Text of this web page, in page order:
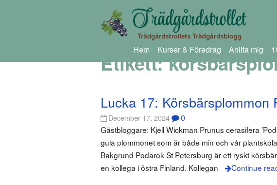
Hem Kurser & Föredrag Anlita mig
Etikett:
Lucka 17: Körsbärsplommon
December 17, 2024 0
Gästbloggare: Kjell Wickman Prunus cerasifera
gula plommonet som är både min och vår
Bakgrund Podarok St Petersburg är ett ryskt
en kollega i östra Finland. Kollegan
Continue